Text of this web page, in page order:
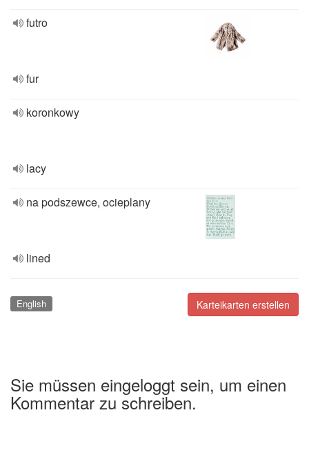
futro
fur
koronkowy
lacy
na podszewce, ocieplany
lined
Karteikarten erstellen
English
Sie müssen eingeloggt sein, um einen
Kommentar zu schreiben.